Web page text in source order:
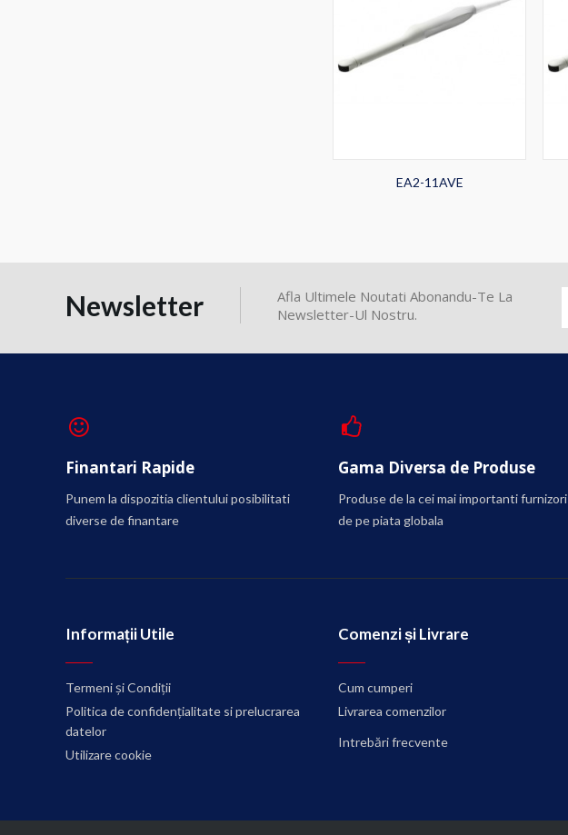
EA2-11AVE
Newsletter
Afla Ultimele Noutati Abonandu-Te La
Newsletter-Ul Nostru.
Finantari Rapide
Punem la dispozitia clientului posibilitati
diverse de finantare
Gama Diversa de Produse
Produse de la cei mai importanti furnizori
de pe piata globala
Informații Utile
Termeni și Condiții
Politica de confidențialitate si prelucrarea
datelor
Utilizare cookie
Comenzi și Livrare
Cum cumperi
Livrarea comenzilor
Intrebări frecvente